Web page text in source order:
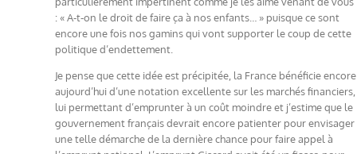
: « A-t-on le droit de faire ça à nos enfants… » puisque ce sont
encore une fois nos gamins qui vont supporter le coup de cette
politique d’endettement.
Je pense que cette idée est précipitée, la France bénéficie encore
aujourd’hui d’une notation excellente sur les marchés financiers,
lui permettant d’emprunter à un coût moindre et j’estime que le
gouvernement français devrait encore patienter pour envisager
une telle démarche de la dernière chance pour faire appel à